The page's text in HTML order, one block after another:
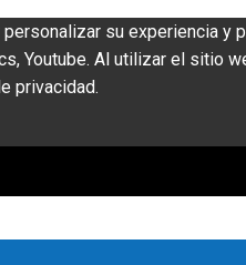
su experiencia
Youtube. Al utilizar el sitio
privacidad.